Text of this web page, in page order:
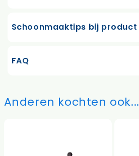
Schoonmaaktips bij product
FAQ
Anderen kochten ook...